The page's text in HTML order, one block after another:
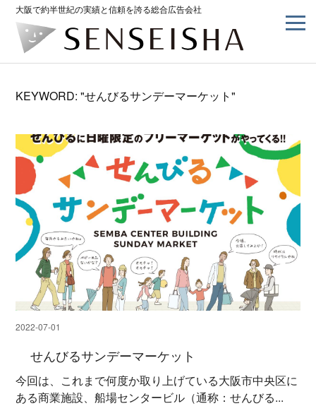
大阪で約半世紀の実績と信頼を誇る総合広告会社
KEYWORD: "せんびるサンデーマーケット"
2022-07-01
せんびるサンデーマーケット
今回は、これまで何度か取り上げている大阪市中央区に
ある商業施設、船場センタービル（通称：せんびる...